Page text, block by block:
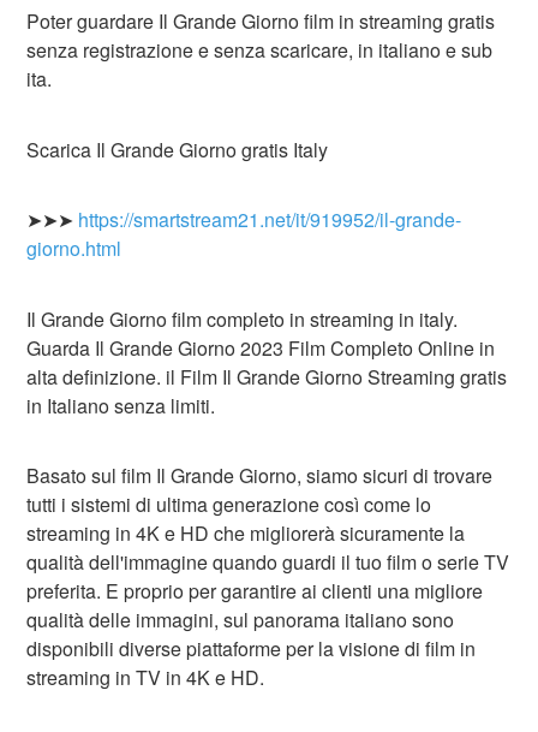
Poter guardare Il Grande Giorno film in streaming gratis
senza registrazione e senza scaricare, in italiano e sub
ita.
Scarica Il Grande Giorno gratis Italy
➤➤➤ https://smartstream21.net/it/919952/il-grande-
giorno.html
Il Grande Giorno film completo in streaming in italy.
Guarda Il Grande Giorno 2023 Film Completo Online in
alta definizione. il Film Il Grande Giorno Streaming gratis
in Italiano senza limiti.
Basato sul film Il Grande Giorno, siamo sicuri di trovare
tutti i sistemi di ultima generazione così come lo
streaming in 4K e HD che migliorerà sicuramente la
qualità dell'immagine quando guardi il tuo film o serie TV
preferita. E proprio per garantire ai clienti una migliore
qualità delle immagini, sul panorama italiano sono
disponibili diverse piattaforme per la visione di film in
streaming in TV in 4K e HD.